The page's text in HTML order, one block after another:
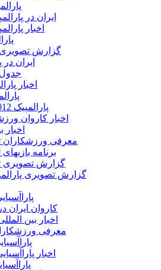
ایران در پارالمپیک
اخبار
گزارش
ایران در
اخبار
پارالمپیک 2012 ـ لندن
اخبار کاروان
اخبار
معرفی ورزشکاران
برنامه بازیهای
گزارش تصویری
گزارش تصویری
پاراآسیایی
کاروان ایران
اخبار بین
معرفی
اخبار